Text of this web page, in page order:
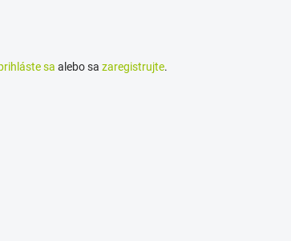
sa alebo sa zaregistrujte.